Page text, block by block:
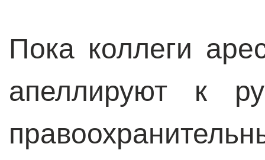
Пока коллеги
апеллируют к